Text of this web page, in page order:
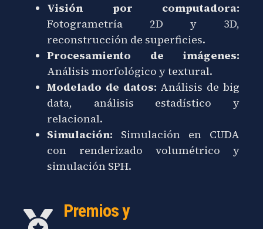
Visión por computadora:
Fotogrametría 2D y 3D,
reconstrucción de superficies.
Procesamiento de imágenes:
Análisis morfológico y textural.
Modelado de datos: Análisis de big
data, análisis estadístico y
relacional.
Simulación: Simulación en CUDA
con renderizado volumétrico y
simulación SPH.
Premios y